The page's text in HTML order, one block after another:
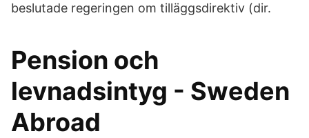
beslutade regeringen om tilläggsdirektiv (dir.
Pension och
levnadsintyg - Sweden
Abroad